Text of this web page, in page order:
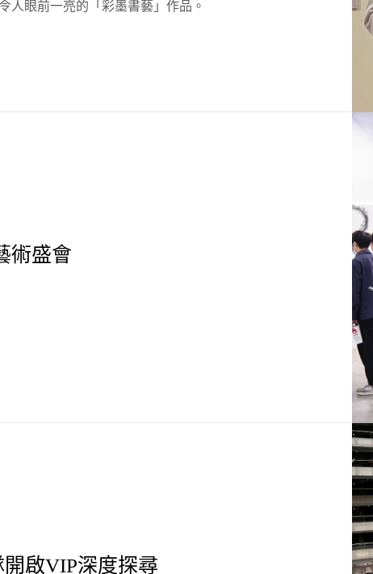
人眼前一亮的「彩墨書藝」作品。
術盛會
開啟VIP深度探尋